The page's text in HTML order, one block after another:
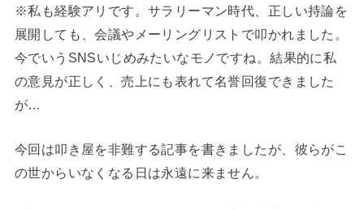
※私も経験アリです。サラリーマン時代、正しい持論を
展開しても、会議やメーリングリストで叩かれました。
今でいうSNSいじめみたいなモノですね。結果的に私
の意見が正しく、売上にも表れて名誉回復できました
が…
今回は叩き屋を非難する記事を書きましたが、彼らがこ
の世からいなくなる日は永遠に来ません。